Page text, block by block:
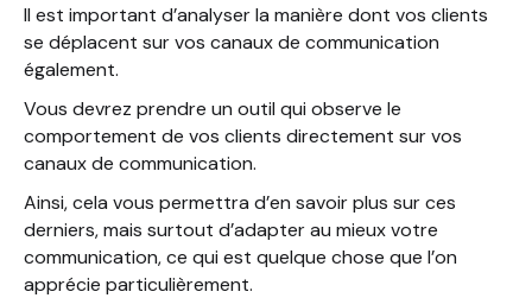
Il est important d’analyser la manière dont vos clients
se déplacent sur vos canaux de communication
également.
Vous devrez prendre un outil qui observe le
comportement de vos clients directement sur vos
canaux de communication.
Ainsi, cela vous permettra d’en savoir plus sur ces
derniers, mais surtout d’adapter au mieux votre
communication, ce qui est quelque chose que l’on
apprécie particulièrement.